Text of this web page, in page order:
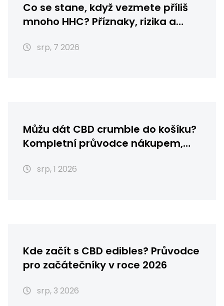
Co se stane, když vezmete příliš
mnoho HHC? Příznaky, rizika a
srp, 7 2026
Můžu dát CBD crumble do košíku?
Kompletní průvodce nákupem,
srp, 1 2026
Kde začít s CBD edibles? Průvodce
pro začátečníky v roce 2026
srp, 3 2026